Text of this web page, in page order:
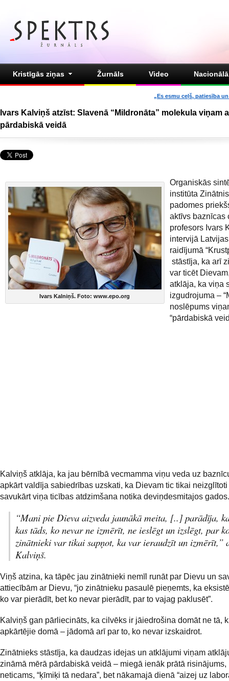
Kristīgās ziņas Žurnāls Video
„Es esmu ceļš, patiesība
Ivars Kalviņš atzīst: Slavenā “Mildronāta” molekula viņam
pārdabiskā veidā
Ivars Kalniņš. Foto: www.epo.org
Organiskās
institūta
padomes
aktīvs baznīcas
profesors Ivars
intervijā
raidījumā
stāstīja, ka arī
var ticēt
atklāja, ka viņa
izgudrojuma –
noslēpums
“pārdabiskā
Kalviņš atklāja, ka jau bērnībā vecmamma viņu veda uz
apkārt valdīja sabiedrības uzskati, ka Dievam tic tikai
savukārt viņa ticības atdzimšana notika deviņdesmitajos gados.
“Mani pie Dieva aizveda jaunākā meita, [..] parādīja,
kas tāds, ko nevar ne izmērīt, ne ieslēgt un izslēgt, par
zinātnieki var tikai sapņot, ka var ieraudzīt un izmērīt,”
Kalviņš.
Viņš atzina, ka tāpēc jau zinātnieki nemīl runāt par Dievu un
attiecībām ar Dievu, “jo zinātnieku pasaulē pieņemts, ka
ko var pierādīt, bet ko nevar pierādīt, par to vajag paklusēt”.
Kalviņš gan pārliecināts, ka cilvēks ir jāiedrošina domāt ne tā,
apkārtējie domā – jādomā arī par to, ko nevar izskaidrot.
Zinātnieks stāstīja, ka daudzas idejas un atklājumi viņam
zināmā mērā pārdabiskā veidā – miegā ienāk prātā risinājums,
neticams, “ķīmiķi tā nedara”, bet nākamajā dienā “aizej uz